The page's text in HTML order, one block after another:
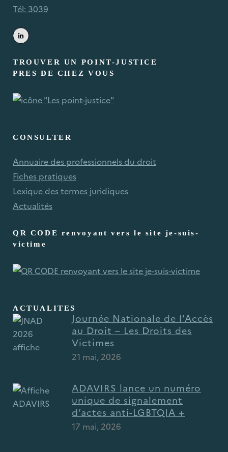
Tél: 3039
TROUVER UN POINT-JUSTICE
PRES DE CHEZ VOUS
CONSULTER
Annuaire des professionnels du droit
Fiches pratiques
Lexique des termes juridiques
Actualités
QR CODE renvoyant vers le site je-suis-
victime
ACTUALITES
Journée Nationale de l’Accès
au Droit – Les Droits des
Victimes
21 mai, 2026
ADAVIRS lance un numéro
unique de signalement
d’actes anti-LGBTQIA +
17 mai, 2026